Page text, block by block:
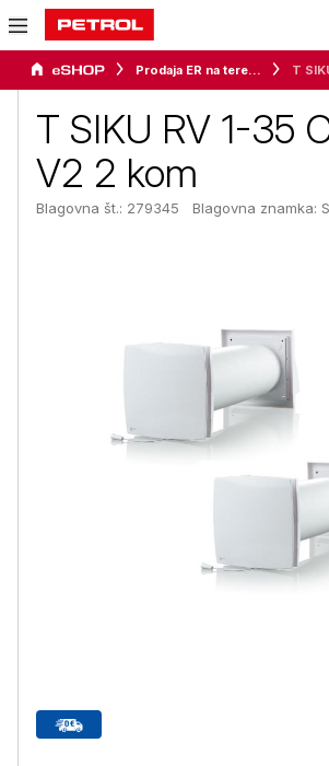
Prodaja ER na terenu
T SIKU RV 1-35
V2 2 kom
Blagovna št.: 279345 Blagovna znamka: